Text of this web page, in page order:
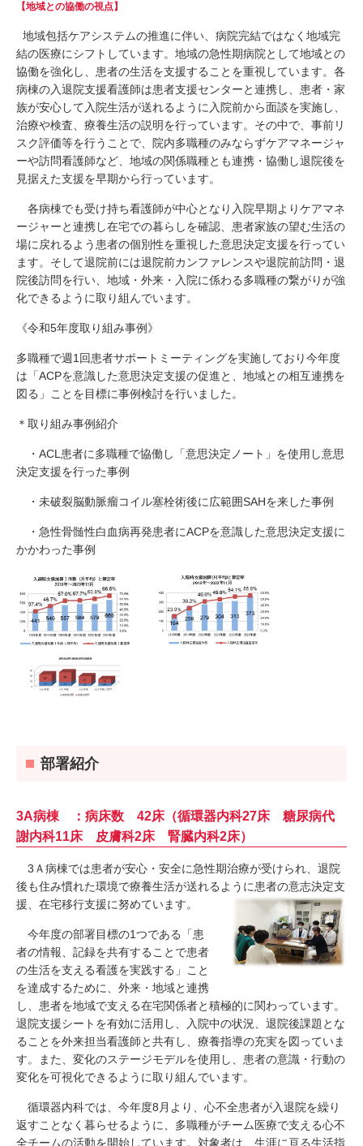
【地域との協働の視点】
地域包括ケアシステムの推進に伴い、病院完結ではなく地域完
結の医療にシフトしています。地域の急性期病院として地域との
協働を強化し、患者の生活を支援することを重視しています。各
病棟の入退院支援看護師は患者支援センターと連携し、患者・家
族が安心して入院生活が送れるように入院前から面談を実施し、
治療や検査、療養生活の説明を行っています。その中で、事前リ
スク評価等を行うことで、院内多職種のみならずケアマネージャ
ーや訪問看護師など、地域の関係職種とも連携・協働し退院後を
見据えた支援を早期から行っています。
各病棟でも受け持ち看護師が中心となり入院早期よりケアマネ
ージャーと連携し在宅での暮らしを確認、患者家族の望む生活の
場に戻れるよう患者の個別性を重視した意思決定支援を行ってい
ます。そして退院前には退院前カンファレンスや退院前訪問・退
院後訪問を行い、地域・外来・入院に係わる多職種の繋がりが強
化できるように取り組んでいます。
《令和5年度取り組み事例》
多職種で週1回患者サポートミーティングを実施しており今年度
は「ACPを意識した意思決定支援の促進と、地域との相互連携を
図る」ことを目標に事例検討を行いました。
＊取り組み事例紹介
・ACL患者に多職種で協働し「意思決定ノート」を使用し意思
決定支援を行った事例
・未破裂脳動脈瘤コイル塞栓術後に広範囲SAHを来した事例
・急性骨髄性白血病再発患者にACPを意識した意思決定支援に
かかわった事例
部署紹介
3A病棟 ：病床数 42床（循環器内科27床 糖尿病代
謝内科11床 皮膚科2床 腎臓内科2床）
3Ａ病棟では患者が安心・安全に急性期治療が受けられ、退院
後も住み慣れた環境で療養生活が送れるように患者の意志決定支
援、在宅移行支援に努めています。
今年度の部署目標の1つである「患
者の情報、記録を共有することで患者
の生活を支える看護を実践する」こと
を達成するために、外来・地域と連携
し、患者を地域で支える在宅関係者と積極的に関わっています。
退院支援シートを有効に活用し、入院中の状況、退院後課題とな
ることを外来担当看護師と共有し、療養指導の充実を図っていま
す。また、変化のステージモデルを使用し、患者の意識・行動の
変化を可視化できるように取り組んでいます。
循環器内科では、今年度8月より、心不全患者が入退院を繰り
返すことなく暮らせるように、多職種がチーム医療で支える心不
全チームの活動を開始しています。対象者は、生涯に亘る生活指